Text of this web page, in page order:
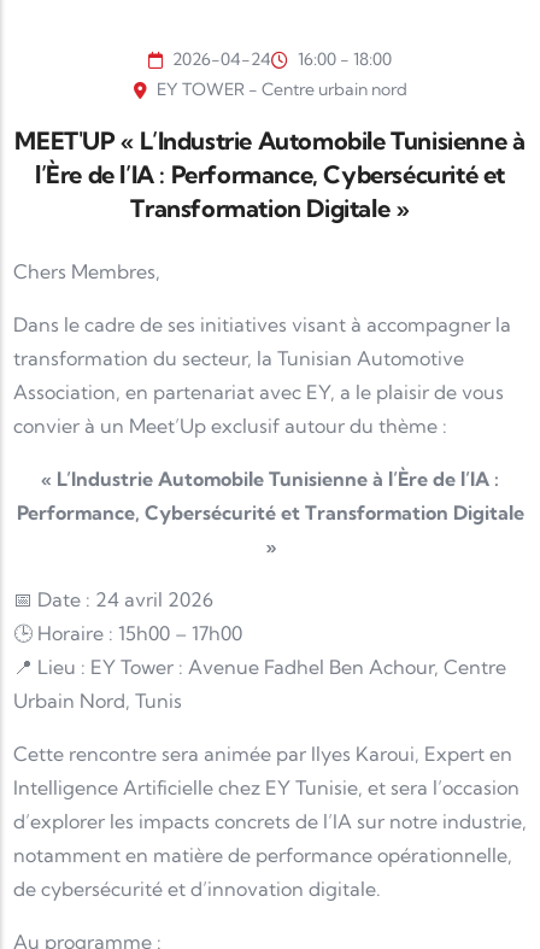
2026-04-24
16:00 - 18:00
EY TOWER - Centre urbain nord
MEET'UP « L’Industrie Automobile Tunisienne à
l’Ère de l’IA : Performance, Cybersécurité et
Transformation Digitale »
Chers Membres,
Dans le cadre de ses initiatives visant à accompagner la
transformation du secteur, la Tunisian Automotive
Association, en partenariat avec EY, a le plaisir de vous
convier à un Meet’Up exclusif autour du thème :
« L’Industrie Automobile Tunisienne à l’Ère de l’IA :
Performance, Cybersécurité et Transformation Digitale
»
📅 Date : 24 avril 2026
🕒 Horaire : 15h00 – 17h00
📍 Lieu : EY Tower : Avenue Fadhel Ben Achour, Centre
Urbain Nord, Tunis
Cette rencontre sera animée par Ilyes Karoui, Expert en
Intelligence Artificielle chez EY Tunisie, et sera l’occasion
d’explorer les impacts concrets de l’IA sur notre industrie,
notamment en matière de performance opérationnelle,
de cybersécurité et d’innovation digitale.
Au programme :